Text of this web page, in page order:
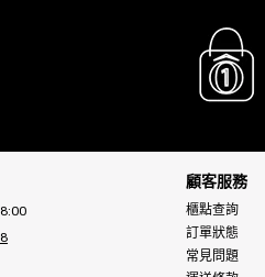
顧客服務
櫃點查詢
訂單狀態
常見問題